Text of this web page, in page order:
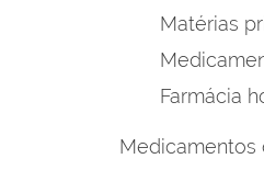
Matérias
Farmácia
Medicamentos